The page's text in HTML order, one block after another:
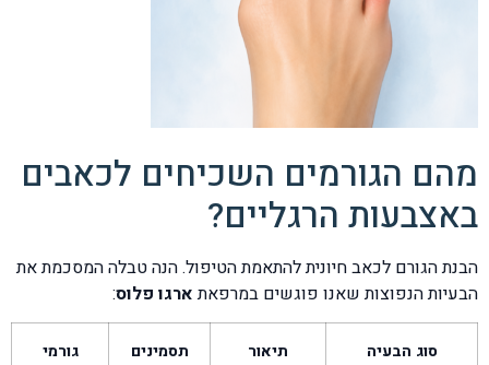
מהם הגורמים השכיחים לכאבים
באצבעות הרגליים?
הבנת הגורם לכאב חיונית להתאמת הטיפול. הנה טבלה המסכמת את
הבעיות הנפוצות שאנו פוגשים במרפאתארגו פלוס:
סוג הבעיה תיאור
תסמינים
גורמי